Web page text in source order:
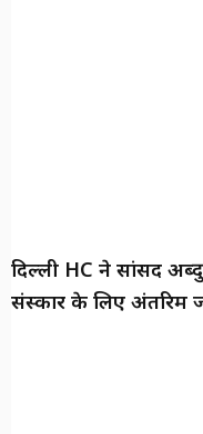
दिल्ली HC ने सांसद
संस्कार के लिए अंतरिम